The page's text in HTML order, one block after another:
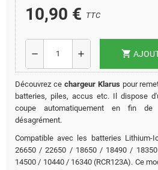
10,90 € TTC
remove add shopping_cart
Découvrez cechargeur Klaruspour
batteries, piles, accus etc. Il dispose
coupe automatiquement en fin
désagrément.
Compatible avec les batteries Lithium-
26650 / 22650 / 18650 / 18490 /
14500 / 10440 / 16340 (RCR123A). Ce